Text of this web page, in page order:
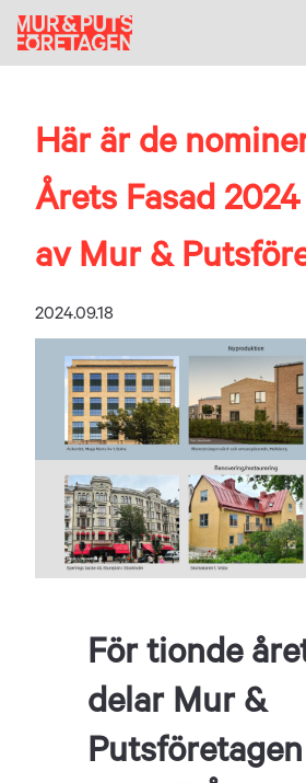
Fortsätt
till
innehållet
Här är de
Årets Fasad
av Mur &
2024.09.18
För tionde
delar Mur &